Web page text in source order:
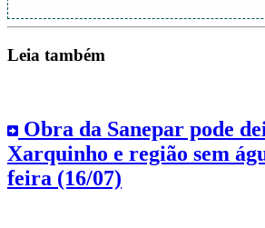
Leia também
Obra da Sanepar pode
Xarquinho e região sem
feira (16/07)